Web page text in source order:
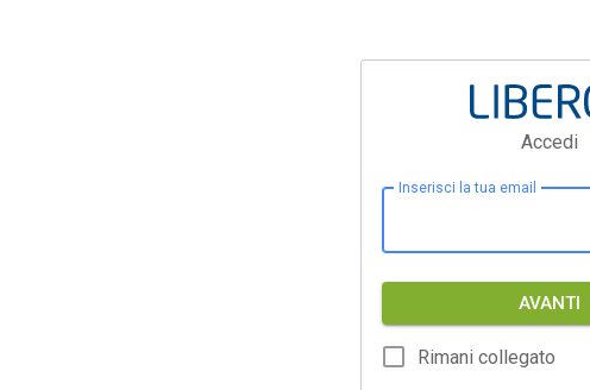
Accedi
Inserisci la tua email
AVANTI
Rimani collegato